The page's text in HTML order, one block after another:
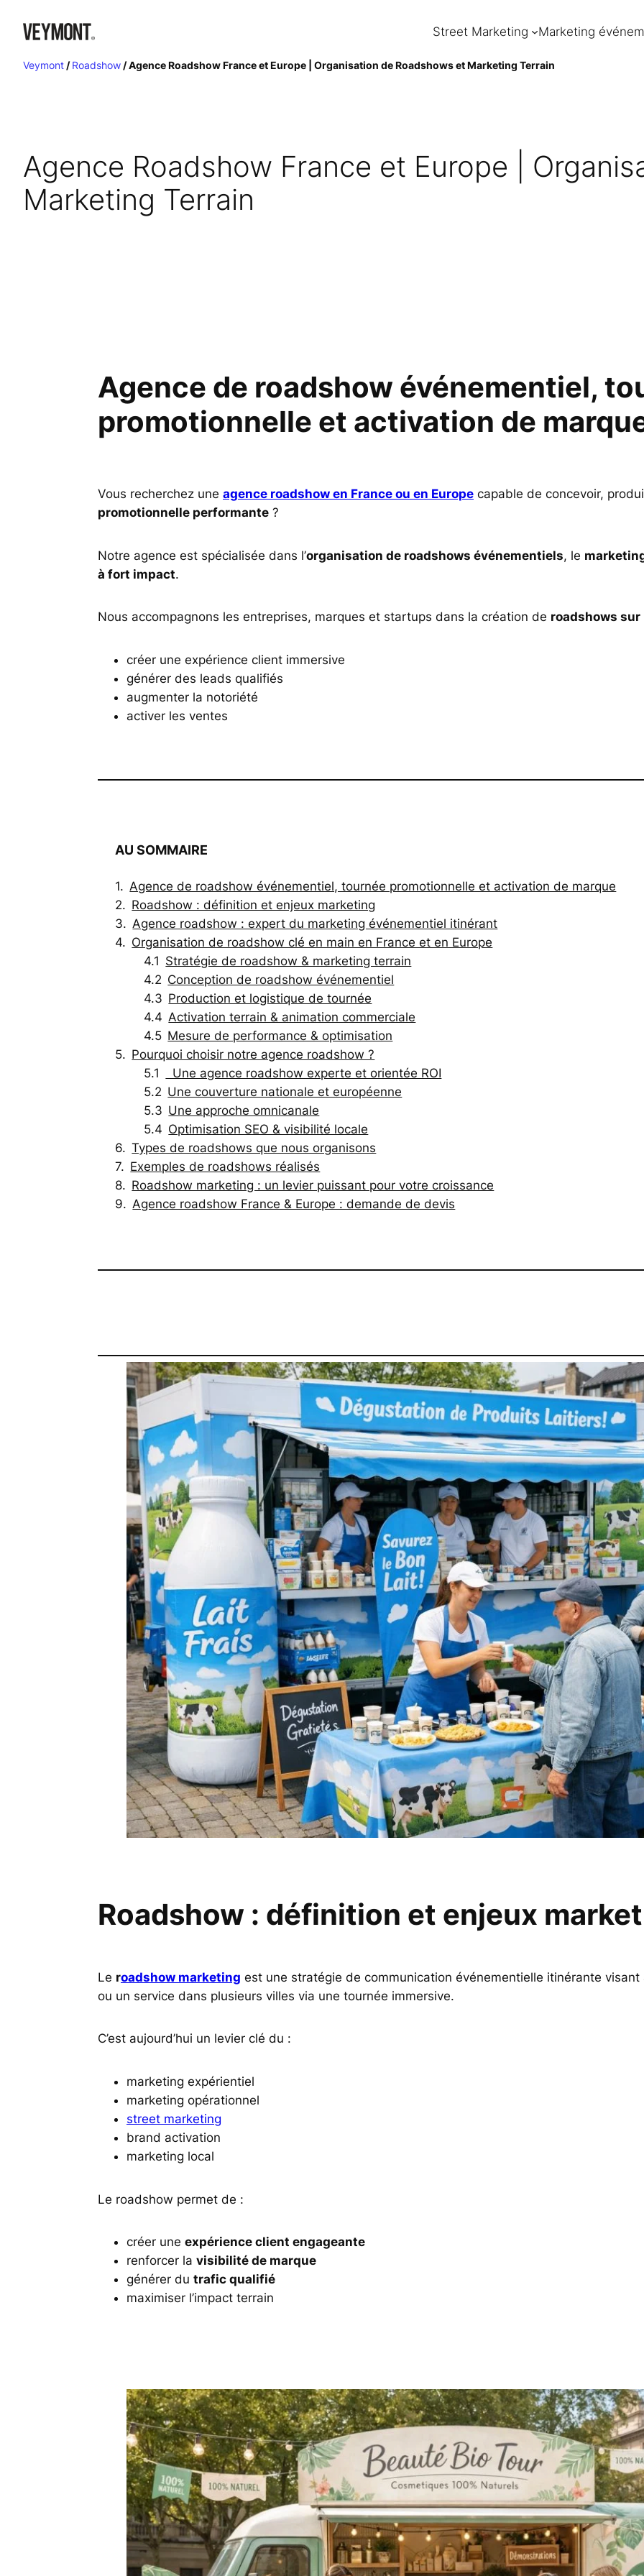
Street Marketing Marketing
Veymont /Roadshow /Agence Roadshow France et Europe | Organisation de Roadshows et Marketing Terrain
Agence Roadshow France et Europe |
Marketing Terrain
Agence de roadshow événementiel,
promotionnelle et activation de
Vous recherchez une agence roadshow en France ou en Europe capable de concevoir,
promotionnelle performante ?
Notre agence est spécialisée dans l’organisation de roadshows événementiels, le
à fort impact.
Nous accompagnons les entreprises, marques et startups dans la création de roadshows sur
créer une expérience client immersive
générer des leads qualifiés
augmenter la notoriété
activer les ventes
AU SOMMAIRE
Agence de roadshow événementiel, tournée promotionnelle et activation de marque
Roadshow : définition et enjeux marketing
Agence roadshow : expert du marketing événementiel itinérant
Organisation de roadshow clé en main en France et en Europe
Stratégie de roadshow & marketing terrain
Conception de roadshow événementiel
Production et logistique de tournée
Activation terrain & animation commerciale
Mesure de performance & optimisation
Pourquoi choisir notre agence roadshow ?
Une agence roadshow experte et orientée ROI
Une couverture nationale et européenne
Une approche omnicanale
Optimisation SEO & visibilité locale
Types de roadshows que nous organisons
Exemples de roadshows réalisés
Roadshow marketing : un levier puissant pour votre croissance
Agence roadshow France & Europe : demande de devis
Roadshow : définition et enjeux
Le roadshow marketing est une stratégie de communication événementielle itinérante
ou un service dans plusieurs villes via une tournée immersive.
C’est aujourd’hui un levier clé du :
marketing expérientiel
marketing opérationnel
street marketing
brand activation
marketing local
Le roadshow permet de :
créer une expérience client engageante
renforcer la visibilité de marque
générer du trafic qualifié
maximiser l’impact terrain